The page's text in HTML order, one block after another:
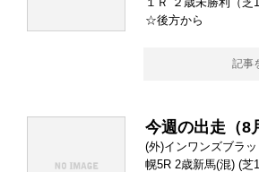
☆後方から
記事
今週の出走（8
(外)インワンズブラ
幌5R 2歳新馬(混) (芝